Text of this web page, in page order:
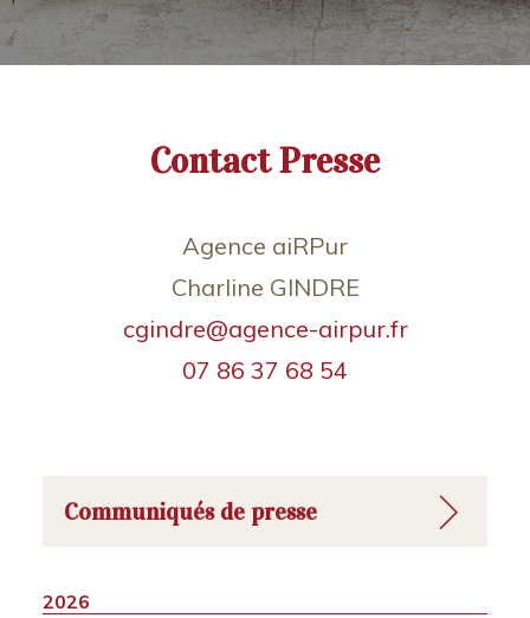
Contact Presse
Agence aiRPur
Charline GINDRE
cgindre@agence-airpur.fr
07 86 37 68 54
Communiqués de presse
2026